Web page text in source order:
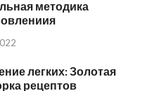
методика
легких: Золотая
рецептов